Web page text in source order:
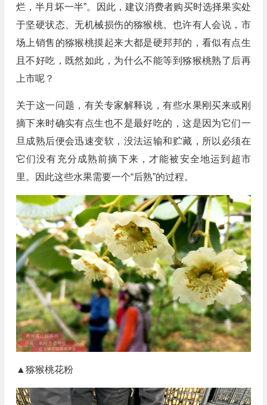
烂，半月坏一半”。因此，建议消费者购买时选择果实处
于坚硬状态、无机械损伤的猕猴桃。也许有人会说，市
场上销售的猕猴桃摸起来大都是硬邦邦的，看似有点生
且不好吃，既然如此，为什么不能等到猕猴桃熟了后再
上市呢？
关于这一问题，有关专家解释说，有些水果刚买来或刚
摘下来时确实有点生也不是最好吃的，这是因为它们一
旦成熟后便会迅速变软，没法运输和贮藏，所以必须在
它们没有充分成熟前摘下来，才能被安全地运到超市
里。因此这些水果需要一个“后熟”的过程。
▲猕猴桃花粉